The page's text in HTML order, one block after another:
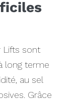
Lifts sont
long terme
au sel
Grâce